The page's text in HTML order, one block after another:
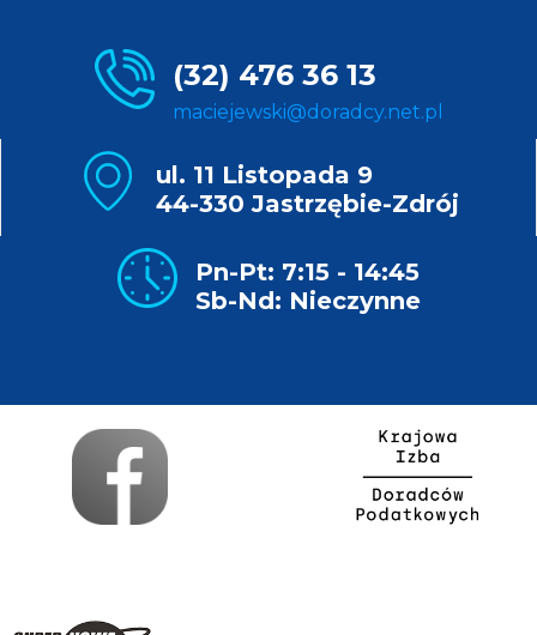
(32) 476 36 13
maciejewski@doradcy.net.pl
ul. 11 Listopada 9
44-330 Jastrzębie-Zdrój
Pn-Pt: 7:15 - 14:45
Sb-Nd: Nieczynne